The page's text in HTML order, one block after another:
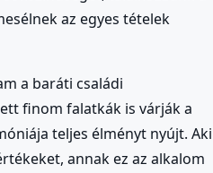
az egyes tételek
a baráti családi
finom falatkák is várják a
teljes élményt nyújt. Aki
annak ez az alkalom